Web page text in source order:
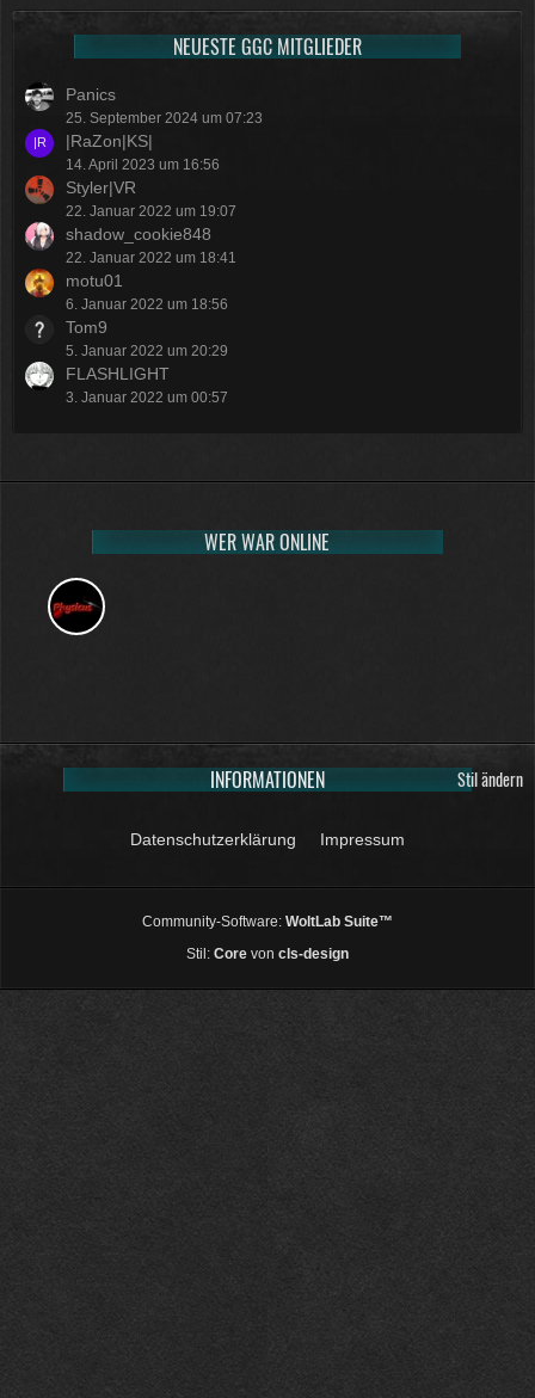
NEUESTE GGC MITGLIEDER
Panics
25. September 2024 um 07:23
|RaZon|KS|
14. April 2023 um 16:56
Styler|VR
22. Januar 2022 um 19:07
shadow_cookie848
22. Januar 2022 um 18:41
motu01
6. Januar 2022 um 18:56
Tom9
5. Januar 2022 um 20:29
FLASHLIGHT
3. Januar 2022 um 00:57
WER WAR ONLINE
Stil ändern
INFORMATIONEN
Datenschutzerklärung Impressum
Community-Software: WoltLab Suite™
Stil: Core von cls-design